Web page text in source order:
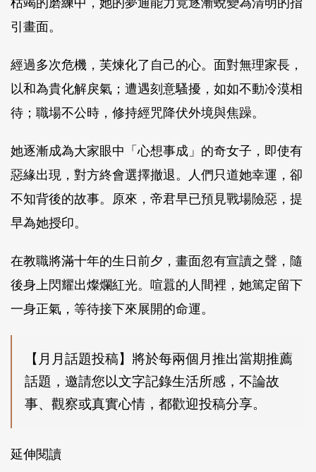
引畫面。
經過多次危機，芙煉化了自己的心。面對無理家長，
以和為貴化解戾氣；遭遇刻意騷擾，如如不動冷漠相
待；職場不公時，修持經咒降伏外境與焦躁。
她逐漸成為大家眼中「心想事成」的奇女子，即使有
惡緣出現，對方終會選擇撤退。人們只道她幸運，卻
不知背後的故事。原來，帝君早已預見戰場險惡，提
早為她授印。
在教職將滿十年的生日前夕，畫面忽有宣讀之聲，隨
後身上閃耀出燦爛紅光。喧囂的人間裡，她篤定留下
一身正氣，等待接下來展開的命運。
【月月話題投稿】將於每兩個月推出當期推薦
話題，邀請您以文字記錄生活所感，不論故
事、觀察或真實心情，都歡迎投稿分享。
延伸閱讀